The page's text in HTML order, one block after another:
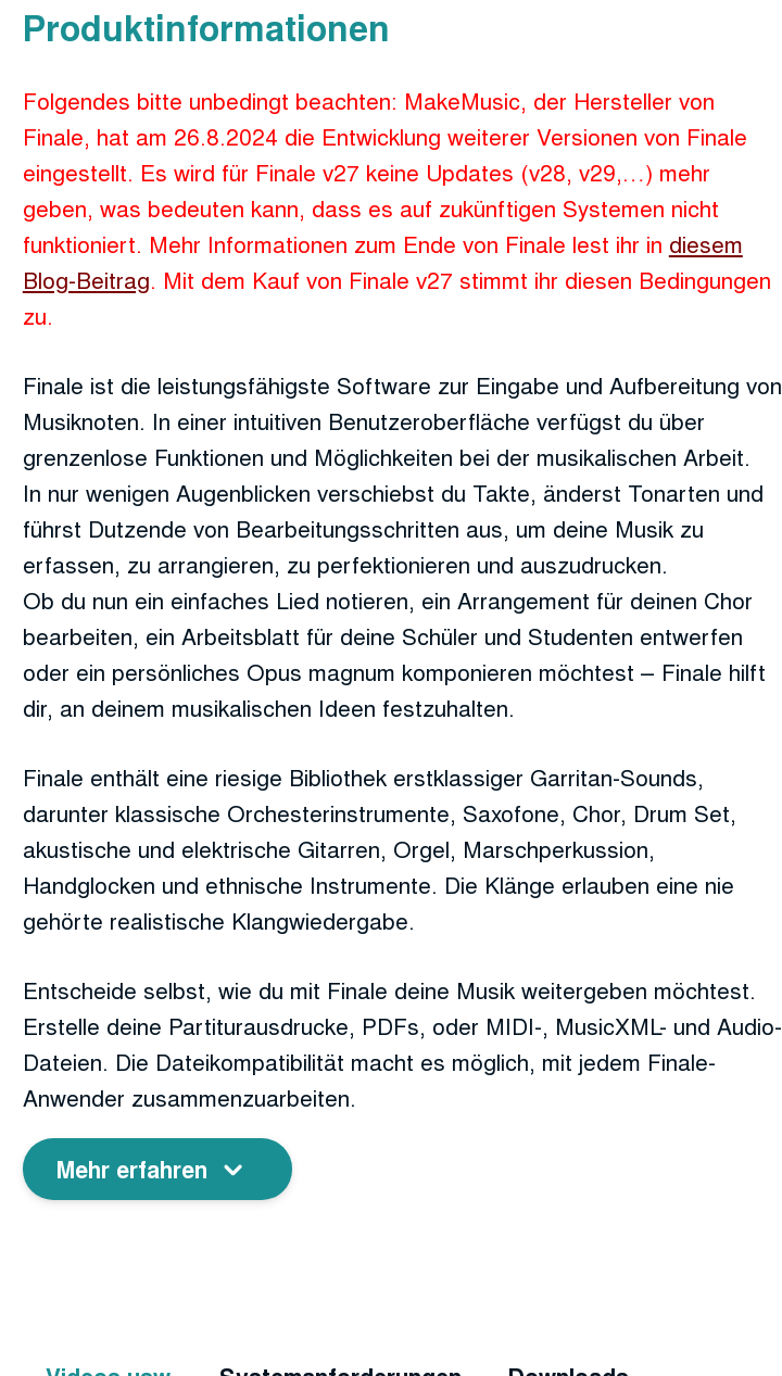
Produktinformationen
Folgendes bitte unbedingt beachten: MakeMusic, der Hersteller von
Finale, hat am 26.8.2024 die Entwicklung weiterer Versionen von Finale
eingestellt. Es wird für Finale v27 keine Updates (v28, v29,…) mehr
geben, was bedeuten kann, dass es auf zukünftigen Systemen nicht
funktioniert. Mehr Informationen zum Ende von Finale lest ihr in diesem
Blog-Beitrag. Mit dem Kauf von Finale v27 stimmt ihr diesen Bedingungen
zu.
Finale ist die leistungsfähigste Software zur Eingabe und Aufbereitung von
Musiknoten. In einer intuitiven Benutzeroberfläche verfügst du über
grenzenlose Funktionen und Möglichkeiten bei der musikalischen Arbeit.
In nur wenigen Augenblicken verschiebst du Takte, änderst Tonarten und
führst Dutzende von Bearbeitungsschritten aus, um deine Musik zu
erfassen, zu arrangieren, zu perfektionieren und auszudrucken.
Ob du nun ein einfaches Lied notieren, ein Arrangement für deinen Chor
bearbeiten, ein Arbeitsblatt für deine Schüler und Studenten entwerfen
oder ein persönliches Opus magnum komponieren möchtest – Finale hilft
dir, an deinem musikalischen Ideen festzuhalten.
Finale enthält eine riesige Bibliothek erstklassiger Garritan-Sounds,
darunter klassische Orchesterinstrumente, Saxofone, Chor, Drum Set,
akustische und elektrische Gitarren, Orgel, Marschperkussion,
Handglocken und ethnische Instrumente. Die Klänge erlauben eine nie
gehörte realistische Klangwiedergabe.
Entscheide selbst, wie du mit Finale deine Musik weitergeben möchtest.
Erstelle deine Partiturausdrucke, PDFs, oder MIDI-, MusicXML- und Audio-
Dateien. Die Dateikompatibilität macht es möglich, mit jedem Finale-
Anwender zusammenzuarbeiten.
Mehr erfahren